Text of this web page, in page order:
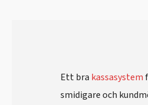
Ett bra kassasystem
smidigare och